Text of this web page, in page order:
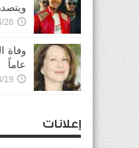
28
عاماً
19
إعلانات